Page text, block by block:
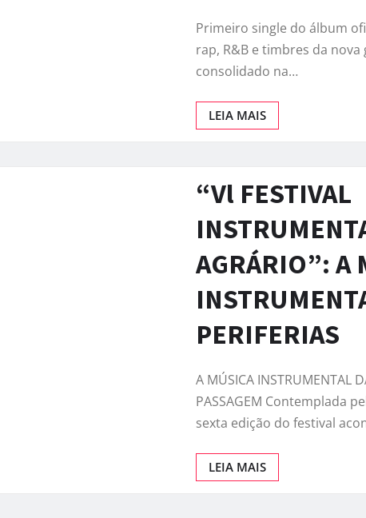
Primeiro single do álbum
rap, R&B e timbres da nova
consolidado na…
LEIA MAIS
“Vl FESTIVAL
AGRÁRIO”: A
PERIFERIAS
A MÚSICA INSTRUMENTAL
PASSAGEM Contemplada
sexta edição do festival
LEIA MAIS